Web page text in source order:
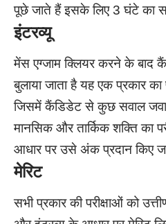
पूछे जाते हैं इसके लिए 3 घंटे का
इंटरव्यू
मेंस एग्जाम क्लियर करने के बाद
बुलाया जाता है यह एक प्रकार का
जिसमें कैंडिडेट से कुछ सवाल
मानसिक और तार्किक शक्ति का
आधार पर उसे अंक प्रदान किए
मेरिट
सभी प्रकार की परीक्षाओं को